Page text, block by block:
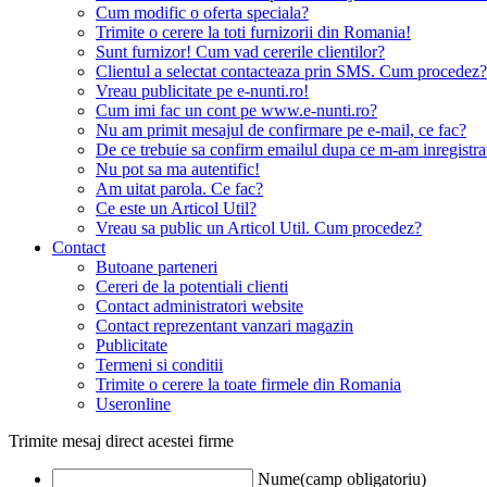
Cum modific o oferta speciala?
Trimite o cerere la toti furnizorii din Romania!
Sunt furnizor! Cum vad cererile clientilor?
Clientul a selectat contacteaza prin SMS. Cum procedez?
Vreau publicitate pe e-nunti.ro!
Cum imi fac un cont pe www.e-nunti.ro?
Nu am primit mesajul de confirmare pe e-mail, ce fac?
De ce trebuie sa confirm emailul dupa ce m-am
Nu pot sa ma autentific!
Am uitat parola. Ce fac?
Ce este un Articol Util?
Vreau sa public un Articol Util. Cum procedez?
Contact
Butoane parteneri
Cereri de la potentiali clienti
Contact administratori website
Contact reprezentant vanzari magazin
Publicitate
Termeni si conditii
Trimite o cerere la toate firmele din Romania
Useronline
Trimite mesaj direct acestei firme
Nume(camp obligatoriu)